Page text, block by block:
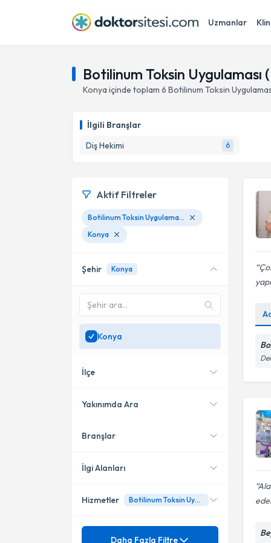
Uzmanlar
Botilinum Toksin Uygulaması
Konya içinde toplam 6 Botilinum Toksin
İlgili Branşlar
Diş Hekimi
6
Aktif Filtreler
Botilinum Toksin Uygulaması (Botoks)
Konya
Şehir Konya
Konya
İlçe
Karatay
Bozkır
Yakınımda Ara
Konumuma yakın uzmanları
Branşlar
Diş Hekimi
İlgi Alanları
Diş Beyazlatma
Hizmetler Botilinum Toksin Uygulaması (Botoks)
Mezuniyet
Daha Fazla Filtre